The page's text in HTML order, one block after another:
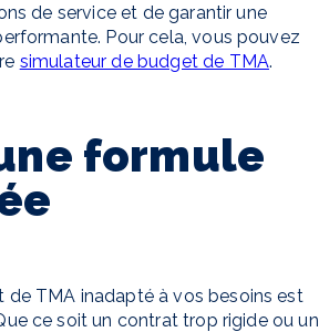
de service et de garantir une
Pour cela, vous pouvez
simulateur de budget de TMA.
formule
de TMA inadapté à vos besoins est
ce soit un contrat trop rigide ou un